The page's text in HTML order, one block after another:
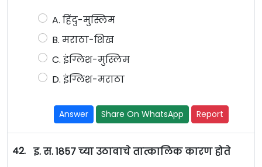
A. हिंदु-मुस्लिम
B. मराठा-शिख
C. इंग्लिश-मुस्लिम
D. इंग्लिश-मराठा
Answer Share On WhatsApp Report
42. इ. स. 1857 च्या उठावाचे तात्कालिक कारण होते